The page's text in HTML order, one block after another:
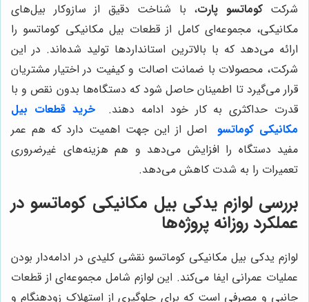
شرکتکوماتسو پارت، با شناخت دقیق از سازوکار بیل‌های
مکانیکی، مجموعه‌ای کامل از قطعات بیل مکانیکی کوماتسو را
ارائه می‌دهد که با بالاترین استانداردها تولید شده‌اند. در این
شرکت، محصولات با ضمانت اصالت و کیفیت در اختیار مشتریان
قرار می‌گیرد تا اطمینان حاصل شود که دستگاه‌ها بدون نقص و با
قدرت حداکثری به کار خود ادامه دهند.
خرید قطعات بیل
مکانیکی کوماتسو
اصل از این جهت اهمیت دارد که هم عمر
مفید دستگاه را افزایش می‌دهد و هم هزینه‌های غیرضروری
تعمیرات را به شدت کاهش می‌دهد.
بررسی لوازم یدکی بیل مکانیکی کوماتسو در
عملکرد روزانه پروژه‌ها
لوازم یدکی بیل مکانیکی کوماتسو نقشی کلیدی در ادامه‌دار بودن
عملیات عمرانی ایفا می‌کند. این لوازم شامل مجموعه‌ای از قطعات
جانبی و مصرفی است که برای جلوگیری از استهلاک زودهنگام و